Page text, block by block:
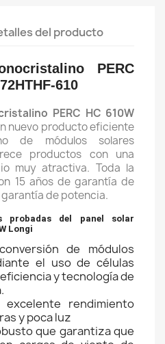
del producto
PERC
610
PERC HC 610W
nuevo producto eficiente
de módulos solares
productos con una
muy atractiva. Toda la
15 años de garantía de
de potencia.
probadas del panel solar
Longi
de módulos
el uso de células
y tecnología de
excelente rendimiento
y poca luz
que garantiza que